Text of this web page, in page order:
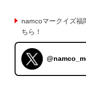
namcoマークイズ福
ちら！